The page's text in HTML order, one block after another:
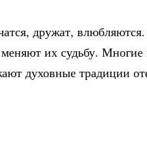
дружат,
их судьбу. Многие
духовные традиции